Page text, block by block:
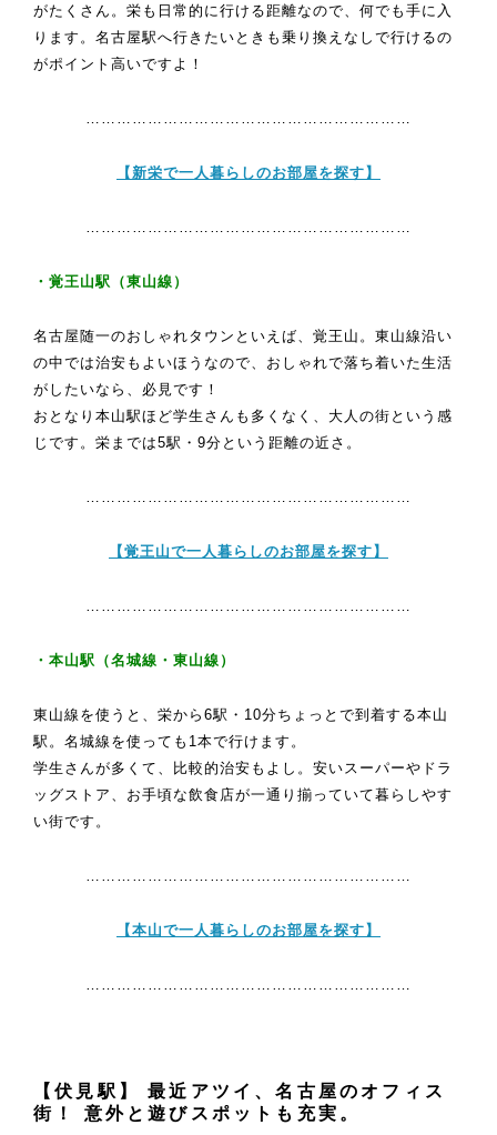
がたくさん。栄も日常的に行ける距離なので、何でも手に入
ります。名古屋駅へ行きたいときも乗り換えなしで行けるの
がポイント高いですよ！
【新栄で一人暮らしのお部屋を探す】
・覚王山駅（東山線）
名古屋随一のおしゃれタウンといえば、覚王山。東山線沿い
の中では治安もよいほうなので、おしゃれで落ち着いた生活
がしたいなら、必見です！
おとなり本山駅ほど学生さんも多くなく、大人の街という感
じです。栄までは5駅・9分という距離の近さ。
【覚王山で一人暮らしのお部屋を探す】
・本山駅（名城線・東山線）
東山線を使うと、栄から6駅・10分ちょっとで到着する本山
駅。名城線を使っても1本で行けます。
学生さんが多くて、比較的治安もよし。安いスーパーやドラ
ッグストア、お手頃な飲食店が一通り揃っていて暮らしやす
い街です。
【本山で一人暮らしのお部屋を探す】
【伏見駅】 最近アツイ、名古屋のオフィス
街！
意外と遊びスポットも充実。